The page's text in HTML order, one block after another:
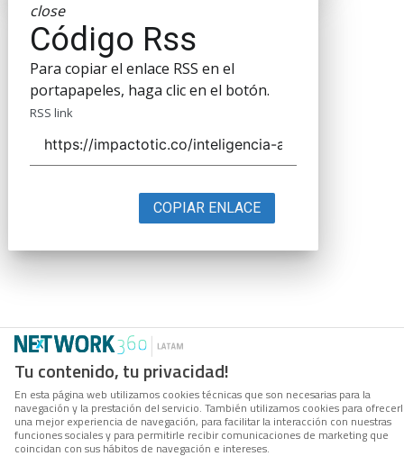
Tu contenido, tu privacidad!
En esta página web utilizamos cookies técnicas que son necesarias para la
navegación y la prestación del servicio. También utilizamos cookies para
una mejor experiencia de navegación, para facilitar la interacción con nuestras
funciones sociales y para permitirle recibir comunicaciones de marketing que
coincidan con sus hábitos de navegación e intereses.
close
Código Rss
Para copiar el enlace RSS en el
portapapeles, haga clic en el botón.
RSS link
COPIAR ENLACE